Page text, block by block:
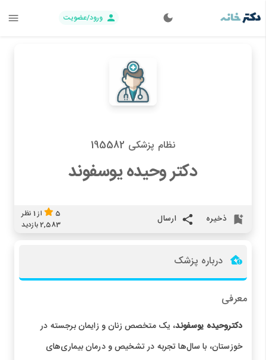
ورود/عضویت
نظام پزشکی 195582
دکتر وحیده یوسفوند
ذخیره ارسال 5 از1نظر
2,583 بازدید
درباره پزشک
معرفی
دکتروحیده یوسفوند، یک متخصص زنان و زایمان برجسته در
خوزستان، با سال‌ها تجربه در تشخیص و درمان بیماری‌های